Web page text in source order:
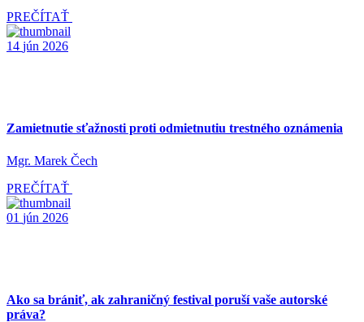
PREČÍTAŤ
14 jún 2026
Zamietnutie sťažnosti proti odmietnutiu trestného oznámenia
Mgr. Marek Čech
PREČÍTAŤ
01 jún 2026
Ako sa brániť, ak zahraničný festival poruší vaše autorské
práva?